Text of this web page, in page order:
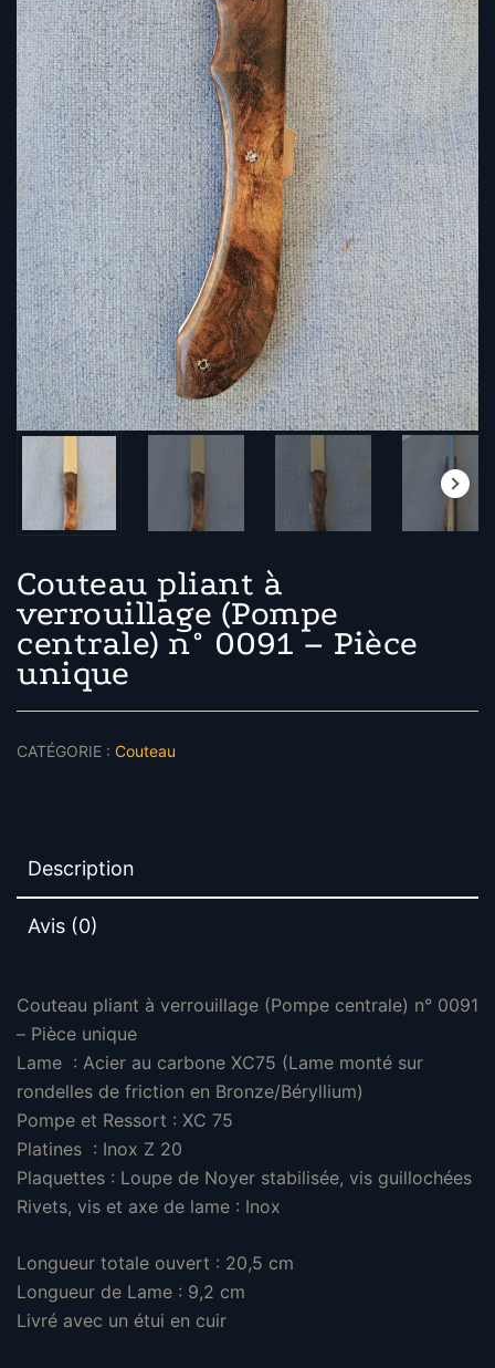
Couteau pliant à
verrouillage (Pompe
centrale) n° 0091 – Pièce
unique
CATÉGORIE : Couteau
Description
Avis (0)
Couteau pliant à verrouillage (Pompe centrale) n° 0091
– Pièce unique
Lame : Acier au carbone XC75 (Lame monté sur
rondelles de friction en Bronze/Béryllium)
Pompe et Ressort : XC 75
Platines : Inox Z 20
Plaquettes : Loupe de Noyer stabilisée, vis guillochées
Rivets, vis et axe de lame : Inox
Longueur totale ouvert : 20,5 cm
Longueur de Lame : 9,2 cm
Livré avec un étui en cuir